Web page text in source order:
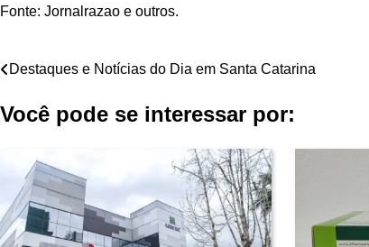
Fonte: Jornalrazao e outros.
Navegação
de
Destaques e Notícias do Dia em Santa Catarina
Você pode se interessar por: